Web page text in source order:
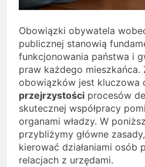
Obowiązki obywatela
publicznej stanowią
funkcjonowania państwa i
praw każdego mieszkańca.
obowiązków jest kluczowa
przejrzystości procesów
skutecznej współpracy
organami władzy. W
przybliżymy główne
kierować działaniami osób
relacjach z urzędami.